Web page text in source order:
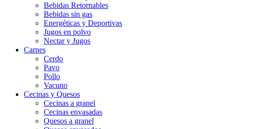
Bebidas Retornables
Bebidas sin gas
Energéticas y Deportivas
Jugos en polvo
Nectar y Jugos
Carnes
Cerdo
Pavo
Pollo
Vacuno
Cecinas y Quesos
Cecinas a granel
Cecinas envasadas
Quesos a granel